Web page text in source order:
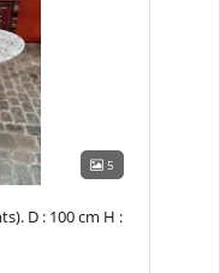
5
D : 100 cm H :